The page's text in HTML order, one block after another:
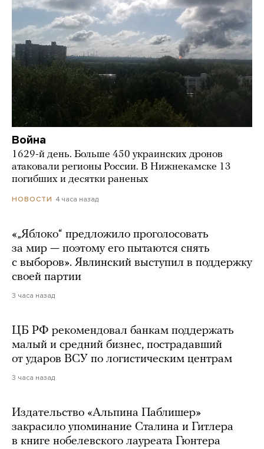
Война
1629-й день. Больше 450 украинских дронов
атаковали регионы России. В Нижнекамске 13
погибших и десятки раненых
НОВОСТИ 4 часа назад
«„Яблоко“ предложило проголосовать
за мир — поэтому его пытаются снять
с выборов». Явлинский выступил в поддержку
своей партии
3 часа назад
ЦБ РФ рекомендовал банкам поддержать
малый и средний бизнес, пострадавший
от ударов ВСУ по логистическим центрам
3 часа назад
Издательство «Альпина Паблишер»
закрасило упоминание Сталина и Гитлера
в книге нобелевского лауреата Гюнтера